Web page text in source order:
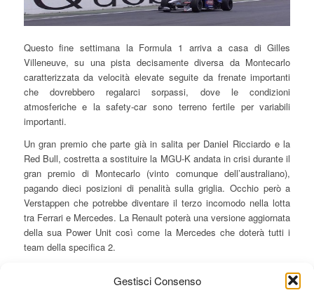
Gestisci Consenso
Questo fine settimana la Formula 1 arriva a casa di Gilles
Villeneuve, su una pista decisamente diversa da Montecarlo
caratterizzata da velocità elevate seguite da frenate importanti
che dovrebbero regalarci sorpassi, dove le condizioni
atmosferiche e la safety-car sono terreno fertile per variabili
importanti.
Un gran premio che parte già in salita per Daniel Ricciardo e la
Red Bull, costretta a sostituire la MGU-K andata in crisi durante il
gran premio di Montecarlo (vinto comunque dell’australiano),
pagando dieci posizioni di penalità sulla griglia. Occhio però a
Verstappen che potrebbe diventare il terzo incomodo nella lotta
tra Ferrari e Mercedes. La Renault poterà una versione aggiornata
della sua Power Unit così come la Mercedes che doterà tutti i
team della specifica 2.
Sul fronte pneumatici la Pirelli preannuncia numerosi pit-stop
confermando le mescole viste quindici giorni fa con hypersoft,